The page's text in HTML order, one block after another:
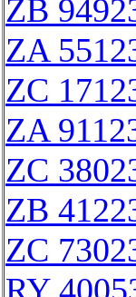
ZB
ZA
ZC
ZA
ZC
ZB
ZC